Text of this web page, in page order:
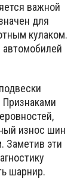
важной
для
кулаком.
автомобилей
Признаками
износ шин
Заметив эти
шарнир.